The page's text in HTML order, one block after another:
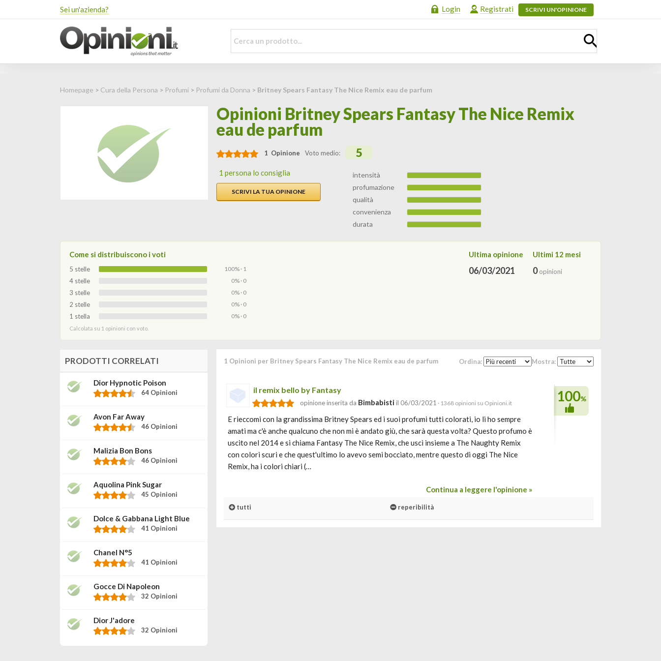
Sei un'azienda? Login Registrati SCRIVI UN'OPINIONE
Homepage > Cura della Persona > Profumi > Profumi da Donna > Britney Spears Fantasy The Nice Remix eau de parfum
Opinioni Britney Spears Fantasy The Nice Remix
eau de parfum
1 Opinione Voto medio: 5
1 persona lo consiglia
SCRIVI LA TUA OPINIONE
intensità
profumazione
qualità
convenienza
durata
Come si distribuiscono i voti
5 stelle 100% · 1
4 stelle 0% · 0
3 stelle 0% · 0
2 stelle 0% · 0
1 stella 0% · 0
Calcolata su 1 opinioni con voto.
Ultima opinione
06/03/2021
Ultimi 12 mesi
0opinioni
1 Opinioni per Britney Spears Fantasy The Nice Remix eau de parfum Ordina: Mostra:
il remix bello by Fantasy
opinione inserita da Bimbabisti il 06/03/2021 · 1368 opinioni su Opinioni.it
E rieccomi con la grandissima Britney Spears ed i suoi profumi tutti colorati, io li ho sempre
amati ma c'è anche qualcuno che non mi è andato giù, che sarà questa volta? Questo profumo è
uscito nel 2014 e si chiama Fantasy The Nice Remix, che uscì insieme a The Naughty Remix
con colori scuri e che quest'ultimo lo avevo semi bocciato, mentre questo di oggi The Nice
Remix, ha i colori chiari (…
Continua a leggere l'opinione »
100%
tutti reperibilità
PRODOTTI CORRELATI
Dior Hypnotic Poison
64 Opinioni
Avon Far Away
46 Opinioni
Malizia Bon Bons
46 Opinioni
Aquolina Pink Sugar
45 Opinioni
Dolce & Gabbana Light Blue
41 Opinioni
Chanel N°5
41 Opinioni
Gocce Di Napoleon
32 Opinioni
Dior J'adore
32 Opinioni